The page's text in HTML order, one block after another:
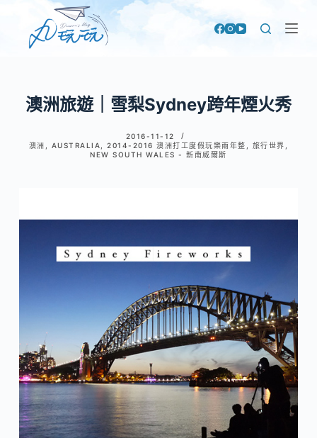
容澳洲旅遊｜雪梨Sydney跨年煙火秀
2016-11-12
澳洲
AUSTRALIA ,2014-2016 澳洲打工度假玩樂兩年整 旅行世界
NEW SOUTH WALES - 新南威爾斯